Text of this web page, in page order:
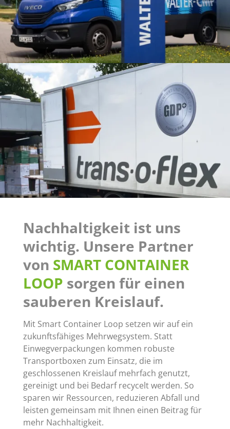
Nachhaltigkeit ist uns
wichtig. Unsere Partner
von SMART CONTAINER
LOOP sorgen für einen
sauberen Kreislauf.
Mit Smart Container Loop setzen wir auf ein
zukunftsfähiges Mehrwegsystem. Statt
Einwegverpackungen kommen robuste
Transportboxen zum Einsatz, die im
geschlossenen Kreislauf mehrfach genutzt,
gereinigt und bei Bedarf recycelt werden. So
sparen wir Ressourcen, reduzieren Abfall und
leisten gemeinsam mit Ihnen einen Beitrag für
mehr Nachhaltigkeit.